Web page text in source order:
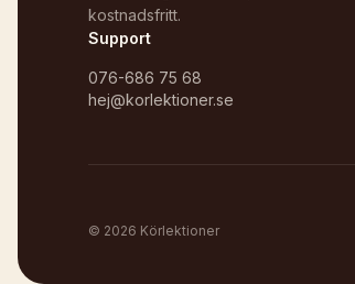
kostnadsfritt.
Support
076-686 75 68
hej@korlektioner.se
© 2026 Körlektioner